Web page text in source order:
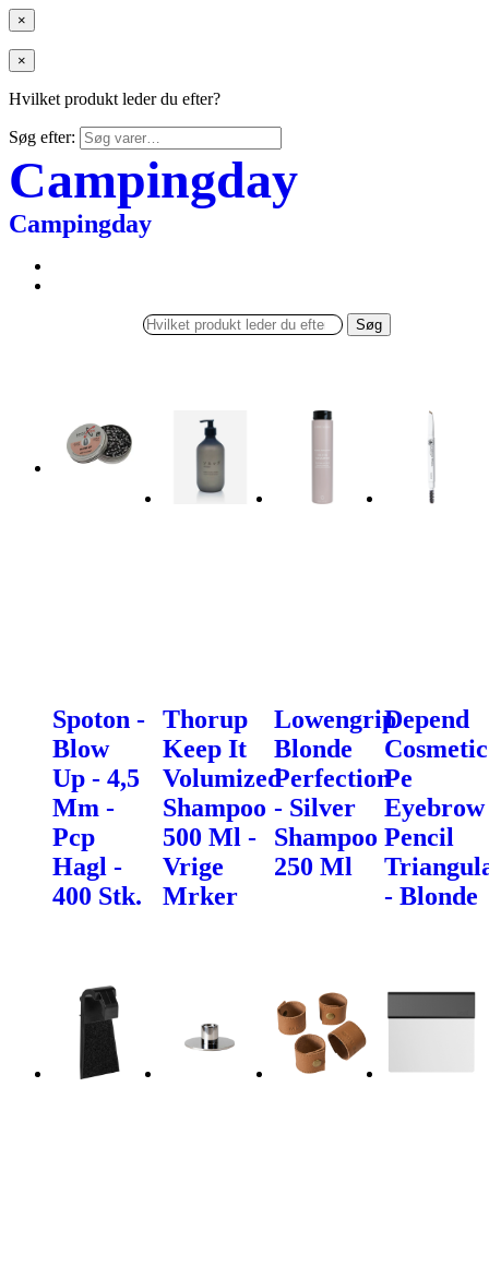
×
×
Hvilket produkt leder du efter?
Søg efter:
Campingday
Campingday
Søg
Spoton -
Blow
Up - 4,5
Mm -
Pcp
Hagl -
400 Stk.
Thorup
Keep It
Volumized
Shampoo
500 Ml -
Vrige
Mrker
Lowengrip
Blonde
Perfection
- Silver
Shampoo
250 Ml
Depend
Cosmetic
Pe
Eyebrow
Pencil
- Blonde